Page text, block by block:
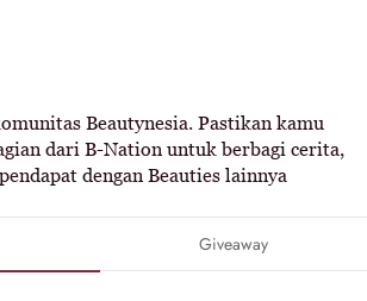
Beautynesia. Pastikan kamu
dari B-Nation untuk berbagi cerita,
dengan Beauties lainnya
Giveaway